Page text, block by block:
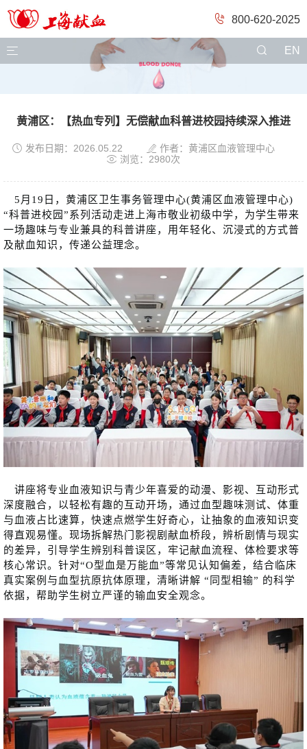
800-620-2025
 EN
黄浦区：【热血专列】无偿献血科普进校园持续深入推进
 发布日期：2026.05.22  作者：黄浦区血液管理中心
 浏览：2980次
5月19日，黄浦区卫生事务管理中心(黄浦区血液管理中心)
“科普进校园”系列活动走进上海市敬业初级中学，为学生带来
一场趣味与专业兼具的科普讲座，用年轻化、沉浸式的方式普
及献血知识，传递公益理念。
讲座将专业血液知识与青少年喜爱的动漫、影视、互动形式
深度融合，以轻松有趣的互动开场，通过血型趣味测试、体重
与血液占比速算，快速点燃学生好奇心，让抽象的血液知识变
得直观易懂。现场拆解热门影视剧献血桥段，辨析剧情与现实
的差异，引导学生辨别科普误区，牢记献血流程、体检要求等
核心常识。针对“O型血是万能血”等常见认知偏差，结合临床
真实案例与血型抗原抗体原理，清晰讲解 “同型相输” 的科学
依据，帮助学生树立严谨的输血安全观念。